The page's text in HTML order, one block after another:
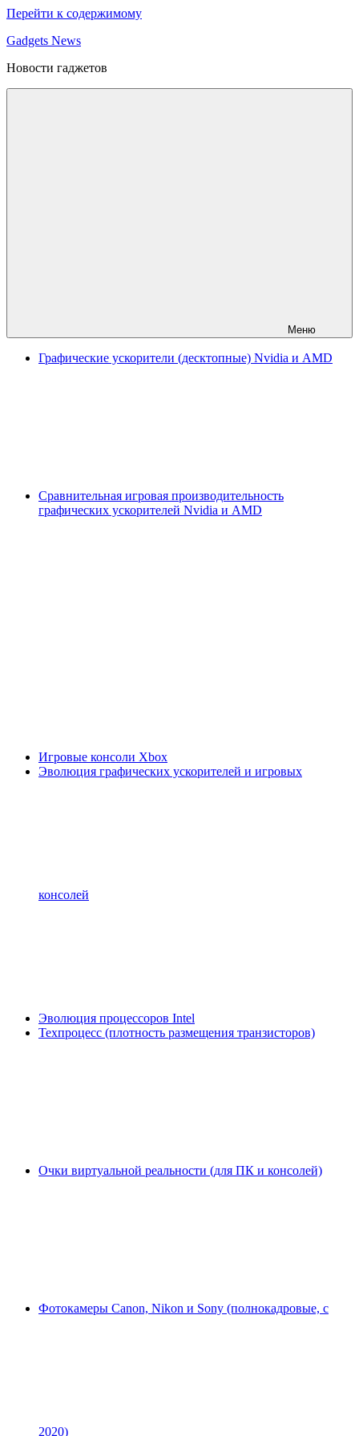
Перейти к содержимому
Gadgets News
Новости гаджетов
Меню
Графические ускорители (десктопные) Nvidia и AMD
Сравнительная игровая производительность
графических ускорителей Nvidia и AMD
Игровые консоли Xbox
Эволюция графических ускорителей и игровых
консолей
Эволюция процессоров Intel
Техпроцесс (плотность размещения транзисторов)
Очки виртуальной реальности (для ПК и консолей)
Фотокамеры Canon, Nikon и Sony (полнокадровые, с
2020)